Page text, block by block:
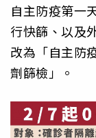
自主防疫第一
行快篩、以及
改為「自主防
劑篩檢」。